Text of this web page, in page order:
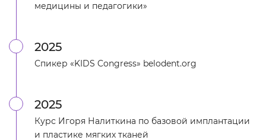
медицины и педагогики»
2025
Спикер «KIDS Congress» belodent.org
2025
Курс Игоря Налиткина по базовой имплантации
и пластике мягких тканей